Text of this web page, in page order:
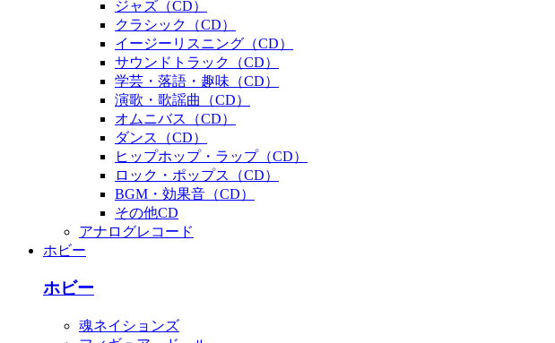
ジャズ（CD）
クラシック（CD）
イージーリスニング（CD）
サウンドトラック（CD）
学芸・落語・趣味（CD）
演歌・歌謡曲（CD）
オムニバス（CD）
ダンス（CD）
ヒップホップ・ラップ（CD）
ロック・ポップス（CD）
BGM・効果音（CD）
その他CD
アナログレコード
ホビー
ホビー
魂ネイションズ